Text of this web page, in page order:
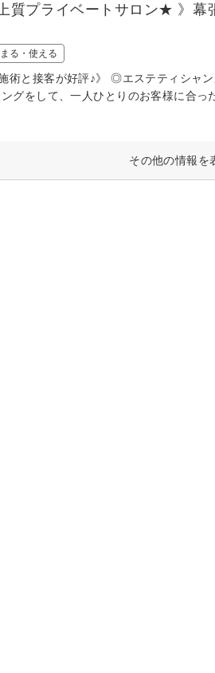
質プライベートサロン★ 》幕
る・使える
術と接客が好評♪》 ◎エステティシャ
グをして、一人ひとりのお客様に合
その他の情報を